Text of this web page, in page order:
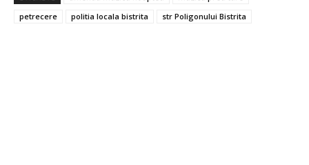
petrecere
politia locala bistrita str Poligonului Bistrita